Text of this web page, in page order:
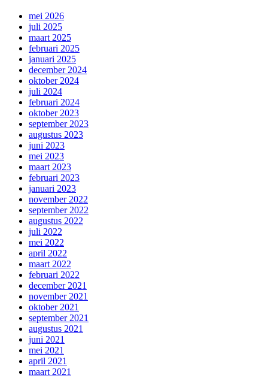
mei 2026
juli 2025
maart 2025
februari 2025
januari 2025
december 2024
oktober 2024
juli 2024
februari 2024
oktober 2023
september 2023
augustus 2023
juni 2023
mei 2023
maart 2023
februari 2023
januari 2023
november 2022
september 2022
augustus 2022
juli 2022
mei 2022
april 2022
maart 2022
februari 2022
december 2021
november 2021
oktober 2021
september 2021
augustus 2021
juni 2021
mei 2021
april 2021
maart 2021